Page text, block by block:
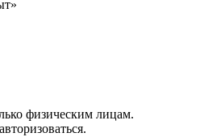
физическим лицам.